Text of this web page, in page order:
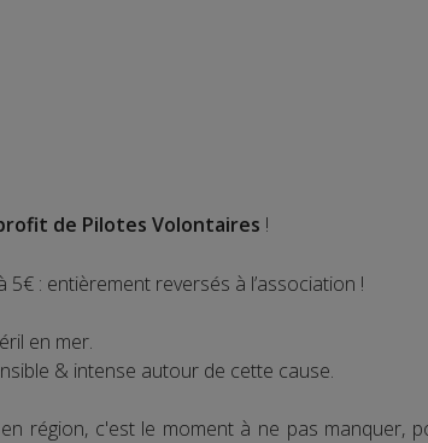
de Pilotes Volontaires !
: entièrement reversés à l’association !
en mer.
& intense autour de cette cause.
région, c'est le moment à ne pas manquer,